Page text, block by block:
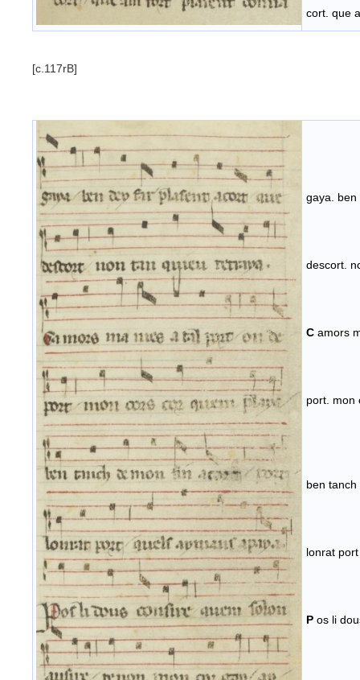
cort. que
[c.117rB]
gaya. ben
descort.
C amors
port. mon
ben
lonrat
P os li